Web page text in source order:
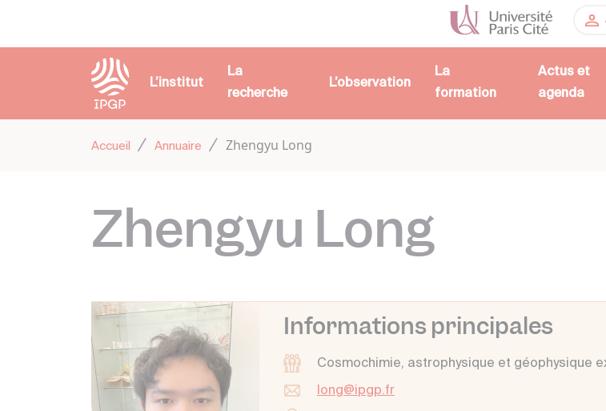
L’institut
La
recherche
L’observation
La
formation
Actus et
agenda
Accueil Annuaire Zhengyu Long
Zhengyu Long
Informations principales
Cosmochimie, astrophysique et géophysique
long@ipgp.fr